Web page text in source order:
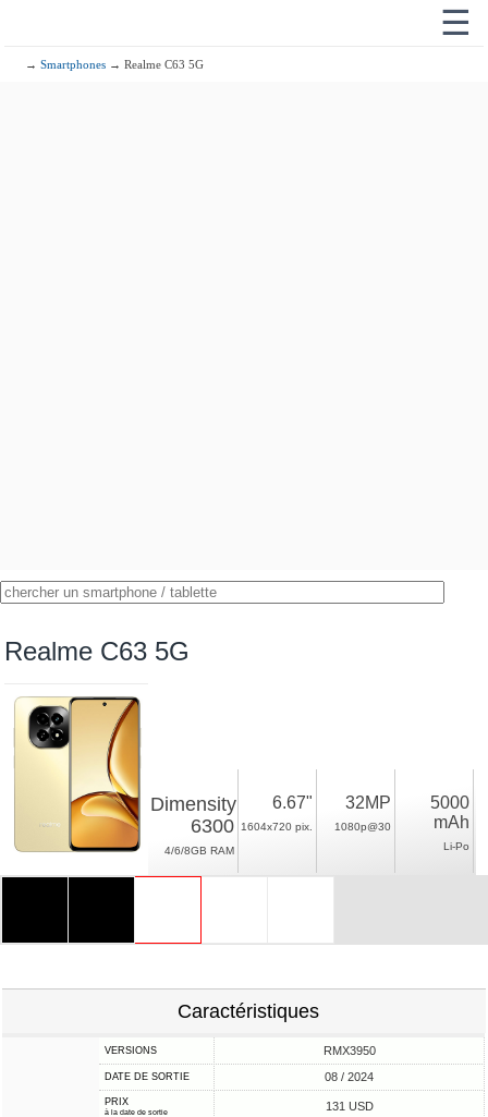
☰
→Smartphones → Realme C63 5G
Realme C63 5G
Dimensity
6300
4/6/8GB RAM
6.67"
1604x720 pix.
32MP
1080p@30
5000
mAh
Li-Po
Caractéristiques
VERSIONS RMX3950
DATE DE SORTIE 08 / 2024
PRIX
à la date de sortie 131 USD